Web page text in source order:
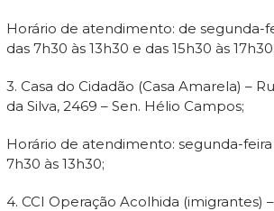
Horário de atendimento: de segunda-
das 7h30 às 13h30 e das 15h30 às 17h30;
3. Casa do Cidadão (Casa Amarela) –
da Silva, 2469 – Sen. Hélio Campos;
Horário de atendimento: segunda-feira
7h30 às 13h30;
4. CCI Operação Acolhida (imigrantes)